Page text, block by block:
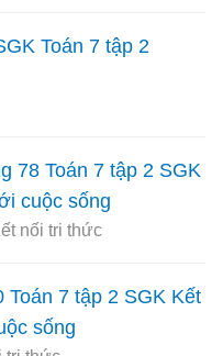
Toán 7 tập 2
78 Toán 7 tập 2 SGK
cuộc sống
nối tri thức
Toán 7 tập 2 SGK Kết
sống